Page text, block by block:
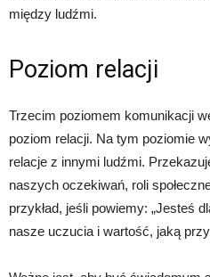
między ludźmi.
Poziom relacji
Trzecim poziomem komunikacji
poziom relacji. Na tym poziomie
relacje z innymi ludźmi.
naszych oczekiwań, roli
przykład, jeśli powiemy: „Jesteś
nasze uczucia i wartość, jaką